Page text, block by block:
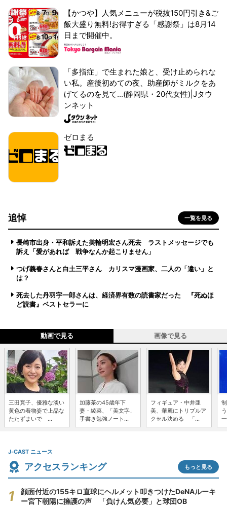
【かつや】人気メニューが税抜150円引き&ご
飯大盛り無料!お得すぎる「感謝祭」は8月14
日まで開催中。
「多指症」で生まれた娘と、受け止められな
い私。産後初めての夜、助産師がミルクをあ
げてるのを見て...(静岡県・20代女性)|Jタウ
ンネット
ゼロまる
追悼 一覧を見る
長崎市出身・平和訴えた美輪明宏さん死去 ラストメッセージでも
訴え「愛があれば 戦争なんか起こりません」
つげ義春さんと白土三平さん カリスマ漫画家、二人の「違い」と
は？
死去した丹羽宇一郎さんは、経済界有数の読書家だった 『死ぬほ
ど読書』ベストセラーに
動画で見る 画像で見る
三田寛子、優雅な淡い
黄色の着物姿で上品な
たたずまいで ...
加藤茶の45歳年下
妻・綾菜、「美文字」
手書き勉強ノート...
フィギュア・中井亜
美、華麗にトリプルア
クセル決める 「...
J-CAST ニュース
アクセスランキング もっと見る
顔面付近の155キロ直球にヘルメット叩きつけたDeNAルーキ
ー宮下朝陽に擁護の声 「負けん気必要」と球団OB